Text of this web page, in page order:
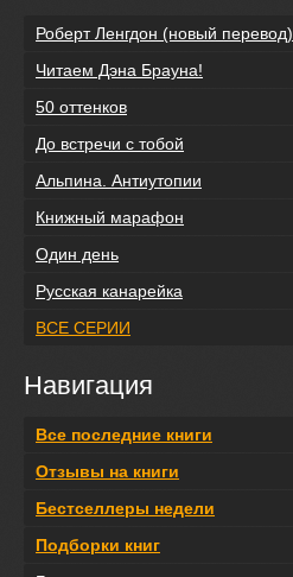
Роберт Ленгдон (новый перевод)
Читаем Дэна Брауна!
50 оттенков
До встречи с тобой
Альпина. Антиутопии
Книжный марафон
Один день
Русская канарейка
ВСЕ СЕРИИ
Навигация
Все последние книги
Отзывы на книги
Бестселлеры недели
Подборки книг